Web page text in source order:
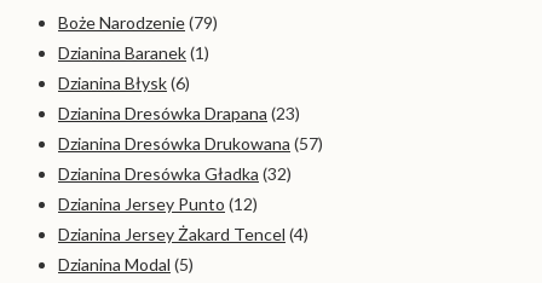
Boże Narodzenie(79)
Dzianina Baranek(1)
Dzianina Błysk(6)
Dzianina Dresówka Drapana (23)
Dzianina Dresówka Drukowana (57)
Dzianina Dresówka Gładka (32)
Dzianina Jersey Punto (12)
Dzianina Jersey Żakard Tencel (4)
Dzianina Modal (5)